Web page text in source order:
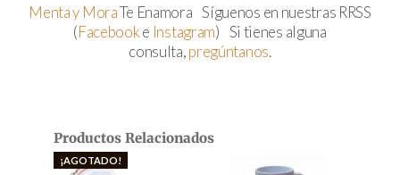
Menta y MoraTe Enamora Síguenos en nuestras RRSS
(Facebooke Instagram) Si tienes alguna
consulta,pregúntanos.
Productos Relacionados
¡AGOTADO!